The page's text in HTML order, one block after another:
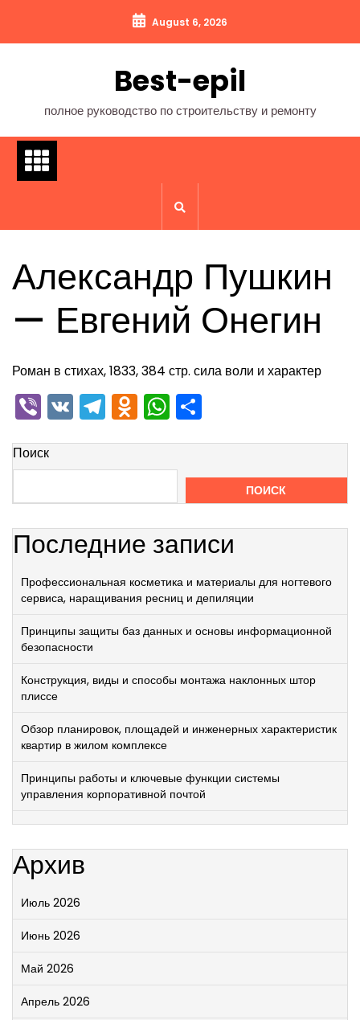
содержимому
August 6, 2026
Best-epil
полное руководство по строительству и ремонту
Александр Пушкин
— Евгений Онегин
Роман в стихах, 1833, 384 стр. сила воли и характер
Viber
VKTelegram
Odnoklassniki
WhatsApp
Поиск
ПОИСК
Последние записи
Профессиональная косметика и материалы для ногтевого
сервиса, наращивания ресниц и депиляции
Принципы защиты баз данных и основы информационной
безопасности
Конструкция, виды и способы монтажа наклонных штор
плиссе
Обзор планировок, площадей и инженерных характеристик
квартир в жилом комплексе
Принципы работы и ключевые функции системы
управления корпоративной почтой
Архив
Июль 2026
Июнь 2026
Май 2026
Апрель 2026